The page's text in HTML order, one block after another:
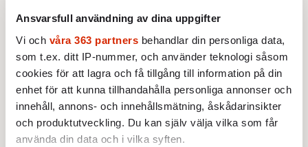
Ansvarsfull användning av dina uppgifter
Vi och våra 363 partners behandlar din personliga data,
som t.ex. ditt IP-nummer, och använder teknologi såsom
cookies för att lagra och få tillgång till information på din
enhet för att kunna tillhandahålla personliga annonser och
innehåll, annons- och innehållsmätning, åskådarinsikter
och produktutveckling. Du kan själv välja vilka som får
använda din data och i vilka syften.
alla om att vara arbetarklass
KRÖNIKA
4.Frans Wachtmeister:Ja, AC är ett hot mot den
franska civilisationen
STICKET
Bitte Assarmo:Sagan om den lågbegåvade
ursprungsbefolkningen i Filipstad
KRÖNIKA
6.Sakine Madon:Efter islamistdådet oroar sig
vänstern för Agnes Wold